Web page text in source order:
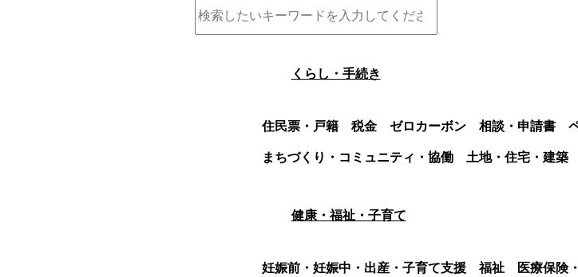
くらし・手続き
住民票・戸籍 税金 ゼロカーボン 相談・申請書
まちづくり・コミュニティ・協働
土地・住宅・建築
健康・福祉・子育て
妊娠前・妊娠中・出産・子育て支援 福祉 医療保険